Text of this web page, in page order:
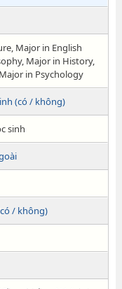
Major in English
Major in History,
in Psychology
(có / không)
sinh
/ không)